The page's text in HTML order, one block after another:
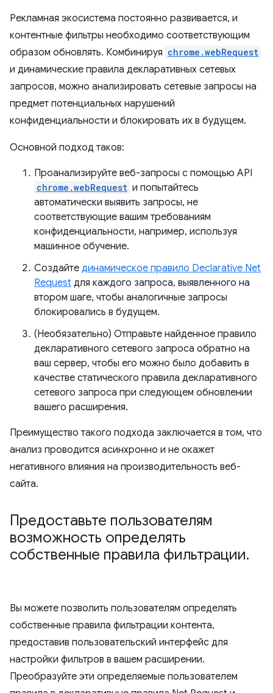
Рекламная экосистема постоянно развивается, и
контентные фильтры необходимо соответствующим
образом обновлять. Комбинируя chrome.webRequest
и динамические правила декларативных сетевых
запросов, можно анализировать сетевые запросы на
предмет потенциальных нарушений
конфиденциальности и блокировать их в будущем.
Основной подход таков:
Проанализируйте веб-запросы с помощью API
chrome.webRequest и попытайтесь
автоматически выявить запросы, не
соответствующие вашим требованиям
конфиденциальности, например, используя
машинное обучение.
Создайте динамическое правило Declarative Net
Request для каждого запроса, выявленного на
втором шаге, чтобы аналогичные запросы
блокировались в будущем.
(Необязательно) Отправьте найденное правило
декларативного сетевого запроса обратно на
ваш сервер, чтобы его можно было добавить в
качестве статического правила декларативного
сетевого запроса при следующем обновлении
вашего расширения.
Преимущество такого подхода заключается в том, что
анализ проводится асинхронно и не окажет
негативного влияния на производительность веб-
сайта.
Предоставьте пользователям
возможность определять
собственные правила фильтрации.
Вы можете позволить пользователям определять
собственные правила фильтрации контента,
предоставив пользовательский интерфейс для
настройки фильтров в вашем расширении.
Преобразуйте эти определяемые пользователем